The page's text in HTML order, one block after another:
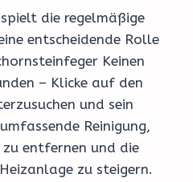
die regelmäßige
entscheidende Rolle
Keinen
– Klicke auf den
und sein
Reinigung,
entfernen und die
zu steigern.